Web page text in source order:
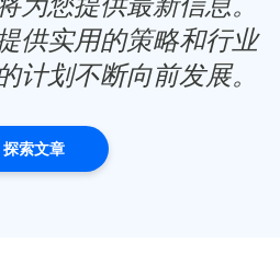
供实用的策略和行业
计划不断向前发展。
探索文章